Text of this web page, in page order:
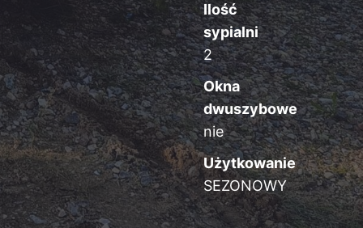
Ilość
sypialni
2
Okna
dwuszybowe
nie
Użytkowanie
SEZONOWY